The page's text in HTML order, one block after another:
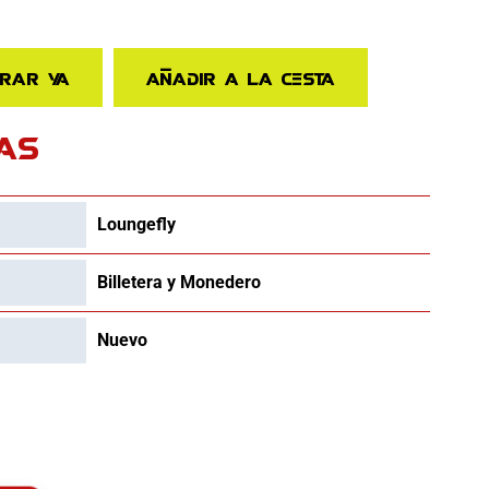
ya Añadir a la cesta
Loungefly
Billetera y Monedero
Nuevo